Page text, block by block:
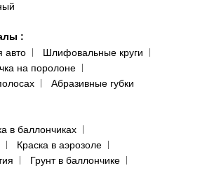
:
авто
Шлифовальные круги
на поролоне
Абразивные губки
в баллончиках
Краска в аэрозоле
Грунт в баллончике